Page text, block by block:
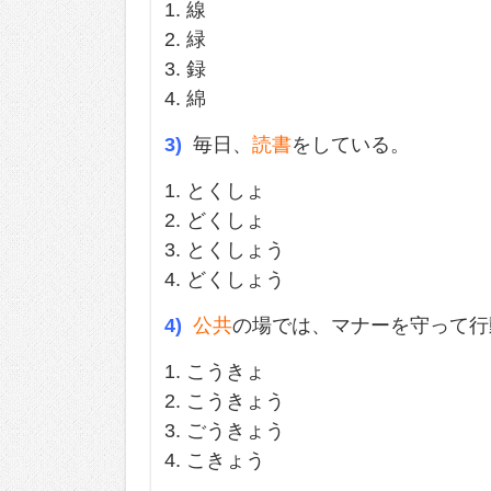
1. 線
2. 緑
3. 録
4. 綿
3) 毎日、 読書をしている。
1. とくしょ
2. どくしょ
3. とくしょう
4. どくしょう
4) 公共の場では、マナーを守って
1. こうきょ
2. こうきょう
3. ごうきょう
4. こきょう